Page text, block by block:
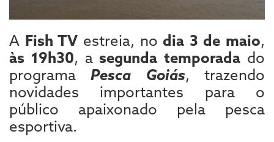
A Fish TV estreia, no dia 3 de maio,
às 19h30, a segunda temporada do
programaPesca Goiás, trazendo
novidades importantes para o
público apaixonado pela pesca
esportiva.